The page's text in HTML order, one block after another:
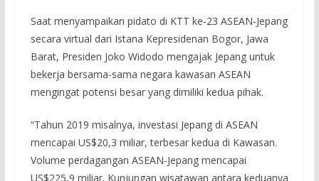
Saat menyampaikan pidato di KTT ke-23 ASEAN-Jepang
secara virtual dari Istana Kepresidenan Bogor, Jawa
Barat, Presiden Joko Widodo mengajak Jepang untuk
bekerja bersama-sama negara kawasan ASEAN
mengingat potensi besar yang dimiliki kedua pihak.
“Tahun 2019 misalnya, investasi Jepang di ASEAN
mencapai US$20,3 miliar, terbesar kedua di Kawasan.
Volume perdagangan ASEAN-Jepang mencapai
US$225,9 miliar. Kunjungan wisatawan antara keduanya